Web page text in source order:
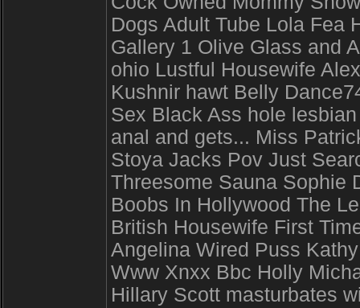
Dogs Adult Tube Lola Fea
Gallery 1 Olive Glass and
ohio Lustful Housewife
Kushnir hawt Belly
Sex Black Ass hole
anal and gets... Miss
Stoya Jacks Pov Just
Threesome Sauna Sophie
Boobs In Hollywood The
British Housewife First
Angelina Wired Puss
Www Xnxx Bbc Holly
Hillary Scott masturbates